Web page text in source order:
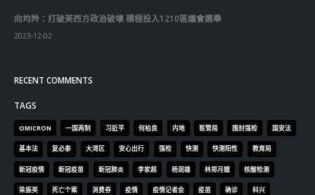
向均羚：打破美西方政治破壞 積極投入1210區議會選舉
2023-12-02
RECENT COMMENTS
TAGS
OMICRON 一国两制 习近平 何柏良 内地 医管局 围封强检 国安法
基本法 复必泰 大湾区 安心出行 强检 快测 快测阳性 教育局
新冠疫情 新冠疫苗 新冠肺炎 李家超 杨润雄 林郑月娥 核酸检测
梁振英 死亡个案 消费券 疫情 疫情记者会 疫苗 确诊 科兴